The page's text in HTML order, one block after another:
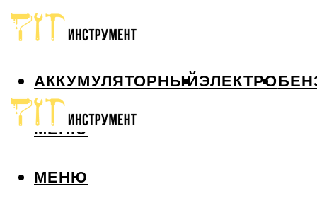
АККУМУЛЯТОРНЫЙЭЛЕКТРО
МЕНЮ
МЕНЮ